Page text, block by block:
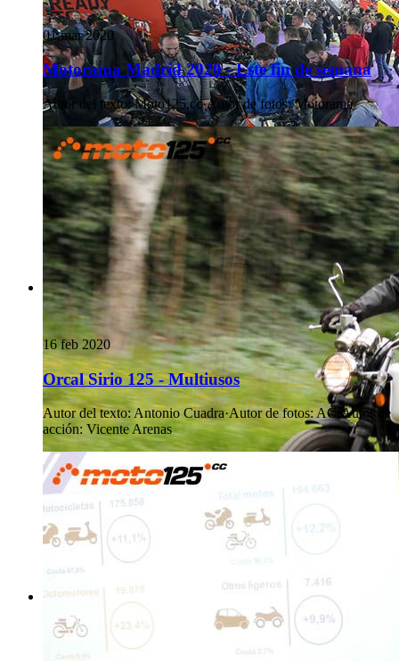
01 mar 2020
Motorama Madrid 2020 - Este fin de semana
Autor del texto: Moto125.cc·Autor de fotos: Motorama
16 feb 2020
Orcal Sirio 125 - Multiusos
Autor del texto:Antonio Cuadra·Autor de fotos:AC Autor de
acción: Vicente Arenas